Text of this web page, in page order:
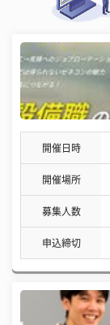
開催日時
開催場所
募集人数
申込締切